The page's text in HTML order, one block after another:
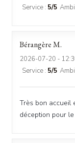
Service : 5/5
BérangèreM
2026-07-20 -
Service : 5/5
Très bon accueil
déception pour